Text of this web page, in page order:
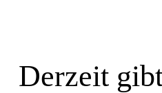
Derzeit